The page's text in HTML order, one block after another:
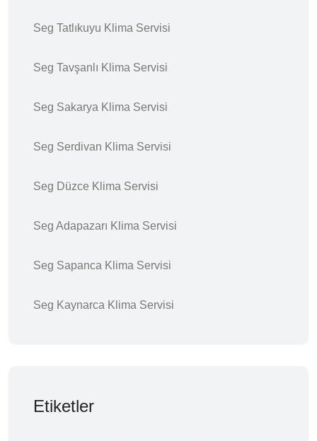
Seg Tatlıkuyu Klima Servisi
Seg Tavşanlı Klima Servisi
Seg Sakarya Klima Servisi
Seg Serdivan Klima Servisi
Seg Düzce Klima Servisi
Seg Adapazarı Klima Servisi
Seg Sapanca Klima Servisi
Seg Kaynarca Klima Servisi
Etiketler